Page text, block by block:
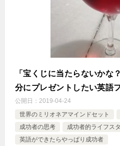
「宝くじに当たらないかな
分にプレゼントしたい英語
公開日： 2019-04-24
世界のミリオネアマインドセット
成功者の思考
成功者的ライフス
英語ができたらやっぱり成功者